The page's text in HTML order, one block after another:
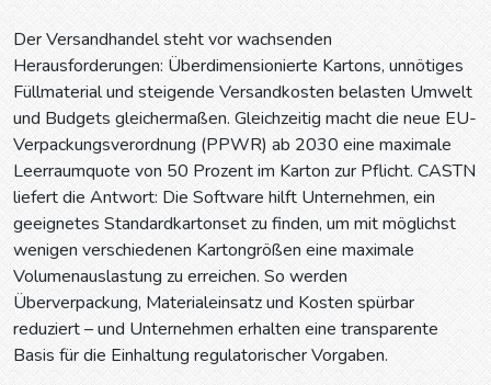
Der Versandhandel steht vor wachsenden
Herausforderungen: Überdimensionierte Kartons, unnötiges
Füllmaterial und steigende Versandkosten belasten Umwelt
und Budgets gleichermaßen. Gleichzeitig macht die neue EU-
Verpackungsverordnung (PPWR) ab 2030 eine maximale
Leerraumquote von 50 Prozent im Karton zur Pflicht. CASTN
liefert die Antwort: Die Software hilft Unternehmen, ein
geeignetes Standardkartonset zu finden, um mit möglichst
wenigen verschiedenen Kartongrößen eine maximale
Volumenauslastung zu erreichen. So werden
Überverpackung, Materialeinsatz und Kosten spürbar
reduziert – und Unternehmen erhalten eine transparente
Basis für die Einhaltung regulatorischer Vorgaben.